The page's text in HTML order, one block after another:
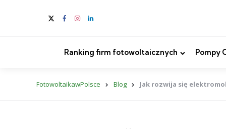
Ranking firm fotowoltaicznych Pompy
FotowoltaikawPolsce Blog Jak rozwija się